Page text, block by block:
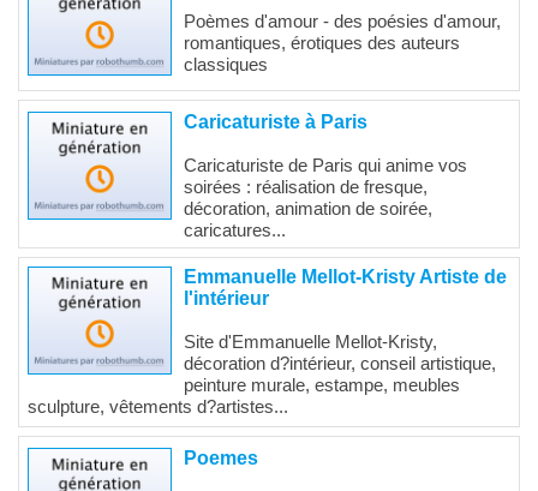
Poèmes d'amour - des poésies d'amour,
romantiques, érotiques des auteurs
classiques
Caricaturiste à Paris
Caricaturiste de Paris qui anime vos
soirées : réalisation de fresque,
décoration, animation de soirée,
caricatures...
Emmanuelle Mellot-Kristy Artiste de
l'intérieur
Site d'Emmanuelle Mellot-Kristy,
décoration d?intérieur, conseil artistique,
peinture murale, estampe, meubles
sculpture, vêtements d?artistes...
Poemes